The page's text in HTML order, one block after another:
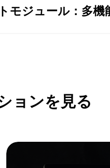
モジュール：多機
ョンを見る